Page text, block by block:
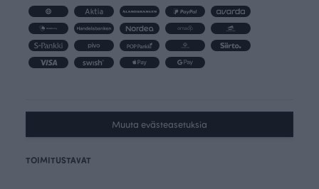
Muuta evästeasetuksia
TOIMITUSTAVAT